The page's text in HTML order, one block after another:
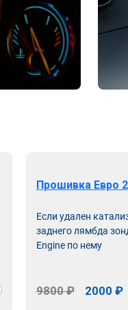
Прошивка Евро 2
Если удален
заднего лямбда
Engine по нему
9800 ₽ 2000 ₽